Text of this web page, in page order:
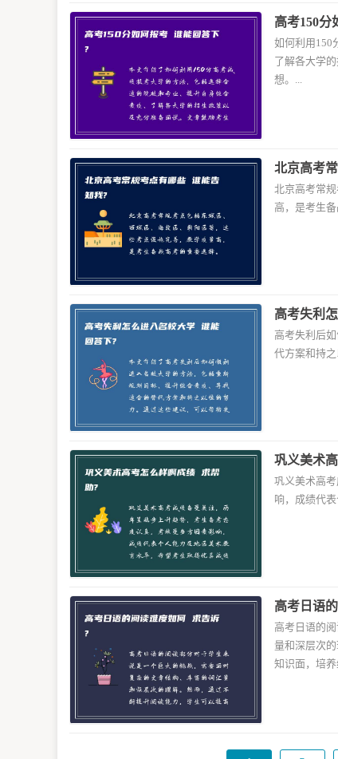
高考150分
如何利用150
了解各大学
想。...
北京高考
北京高考常
高，是考生
高考失利
高考失利后
代方案和持
巩义美术
巩义美术高
响，成绩代
高考日语
高考日语的
量和深层次
知识面，培